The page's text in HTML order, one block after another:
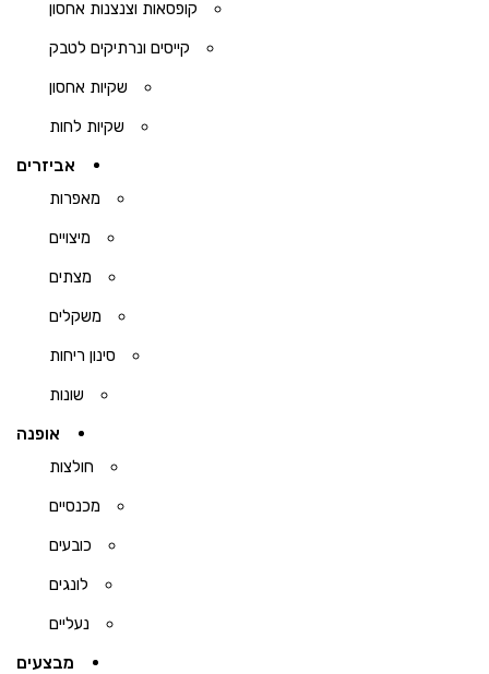
קופסאות וצנצנות אחסון
קייסים ונרתיקים לטבק
שקיות אחסון
שקיות לחות
אביזרים
מאפרות
מיצויים
מצתים
משקלים
סינון ריחות
שונות
אופנה
חולצות
מכנסיים
כובעים
לונגים
נעליים
מבצעים